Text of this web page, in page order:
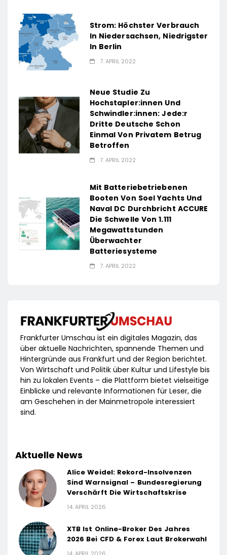
Strom: Höchster Verbrauch
In Niedersachsen, Niedrigster
In Berlin
7. APRIL 2022
Neue Studie Zu
Hochstapler:innen Und
Schwindler:innen: Jede:r
Dritte Deutsche Schon
Einmal Von Privatem Betrug
Betroffen
7. APRIL 2022
Mit Batteriebetriebenen
Booten Von Soel Yachts Und
Naval DC Durchbricht ACCURE
Die Schwelle Von 1.111
Megawattstunden
Überwachter
Batteriesysteme
7. APRIL 2022
Frankfurter Umschau ist ein digitales Magazin, das
über aktuelle Nachrichten, spannende Themen und
Hintergründe aus Frankfurt und der Region berichtet.
Von Wirtschaft und Politik über Kultur und Lifestyle bis
hin zu lokalen Events – die Plattform bietet vielseitige
Einblicke und relevante Informationen für Leser, die
am Geschehen in der Mainmetropole interessiert
sind.
Aktuelle News
Alice Weidel: Rekord-Insolvenzen
Sind Warnsignal – Bundesregierung
Verschärft Die Wirtschaftskrise
14. APRIL 2026
XTB Ist Online-Broker Des Jahres
2026 Bei CFD & Forex Laut Brokerwahl